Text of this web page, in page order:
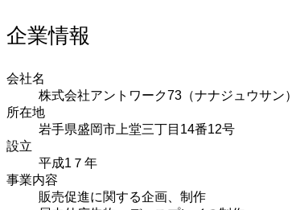
企業情報
会社名
株式会社アントワーク73（ナナジュウサン）
所在地
岩手県盛岡市上堂三丁目14番12号
設立
平成1７年
事業内容
販売促進に関する企画、制作